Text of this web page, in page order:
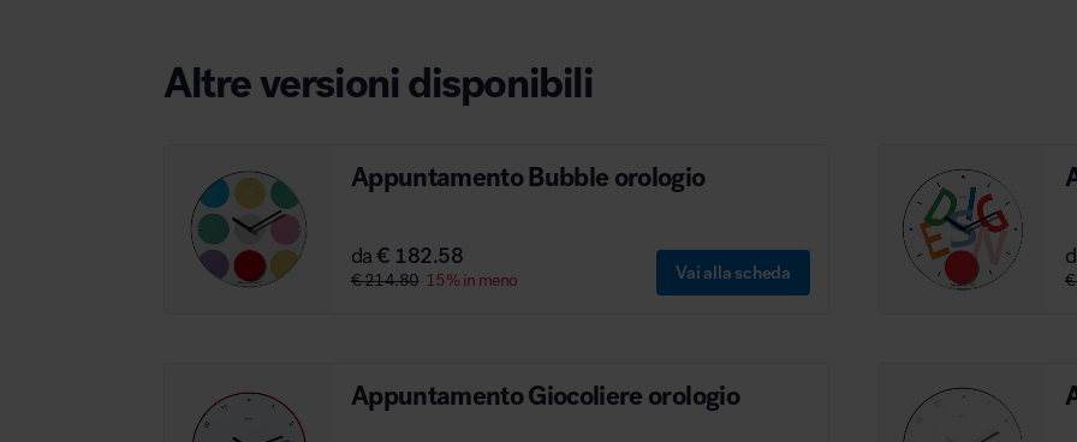
Altre versioni disponibili
Appuntamento Bubble orologio
da€ 182.58
€ 214.80 15% in meno Vai alla scheda
Appuntamento Giocoliere orologio